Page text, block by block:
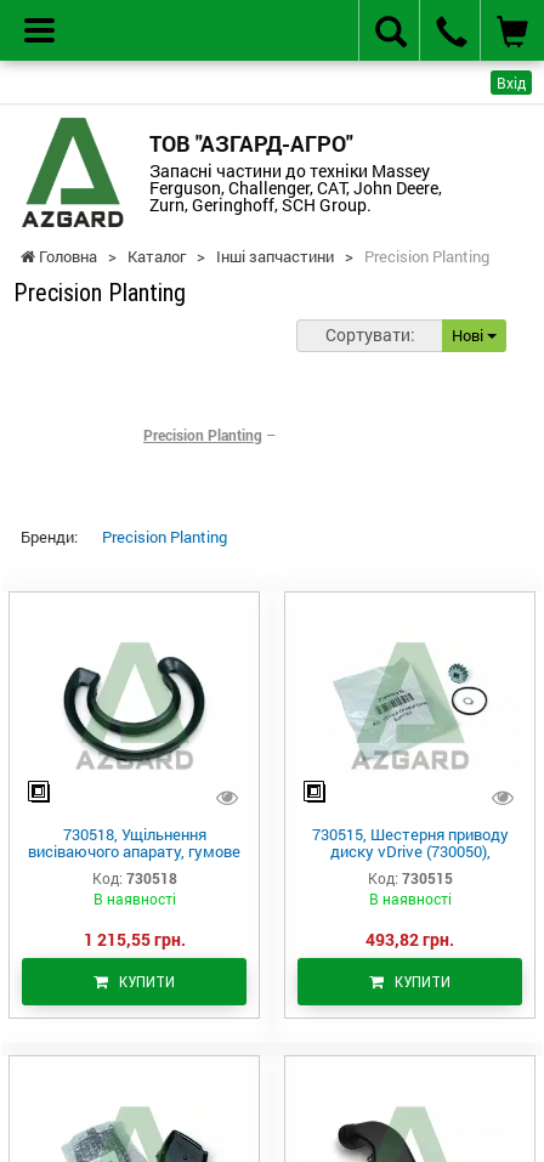
Вхід
ТОВ "АЗГАРД-АГРО"
Запасні частини до техніки Massey
Ferguson, Challenger, CAT, John Deere,
Zurn, Geringhoff, SCH Group.
Головна > Каталог > Інші запчастини > Precision Planting
Precision Planting
Сортувати: Нові
Precision Planting –
Бренди: Precision Planting
730518, Ущільнення
висіваючого апарату, гумове
Classic, (Precision Planting)
Код: 730518
В наявності
1 215,55 грн.
КУПИТИ
730515, Шестерня приводу
диску vDrive (730050),
Precision Planting
Код: 730515
В наявності
493,82 грн.
КУПИТИ